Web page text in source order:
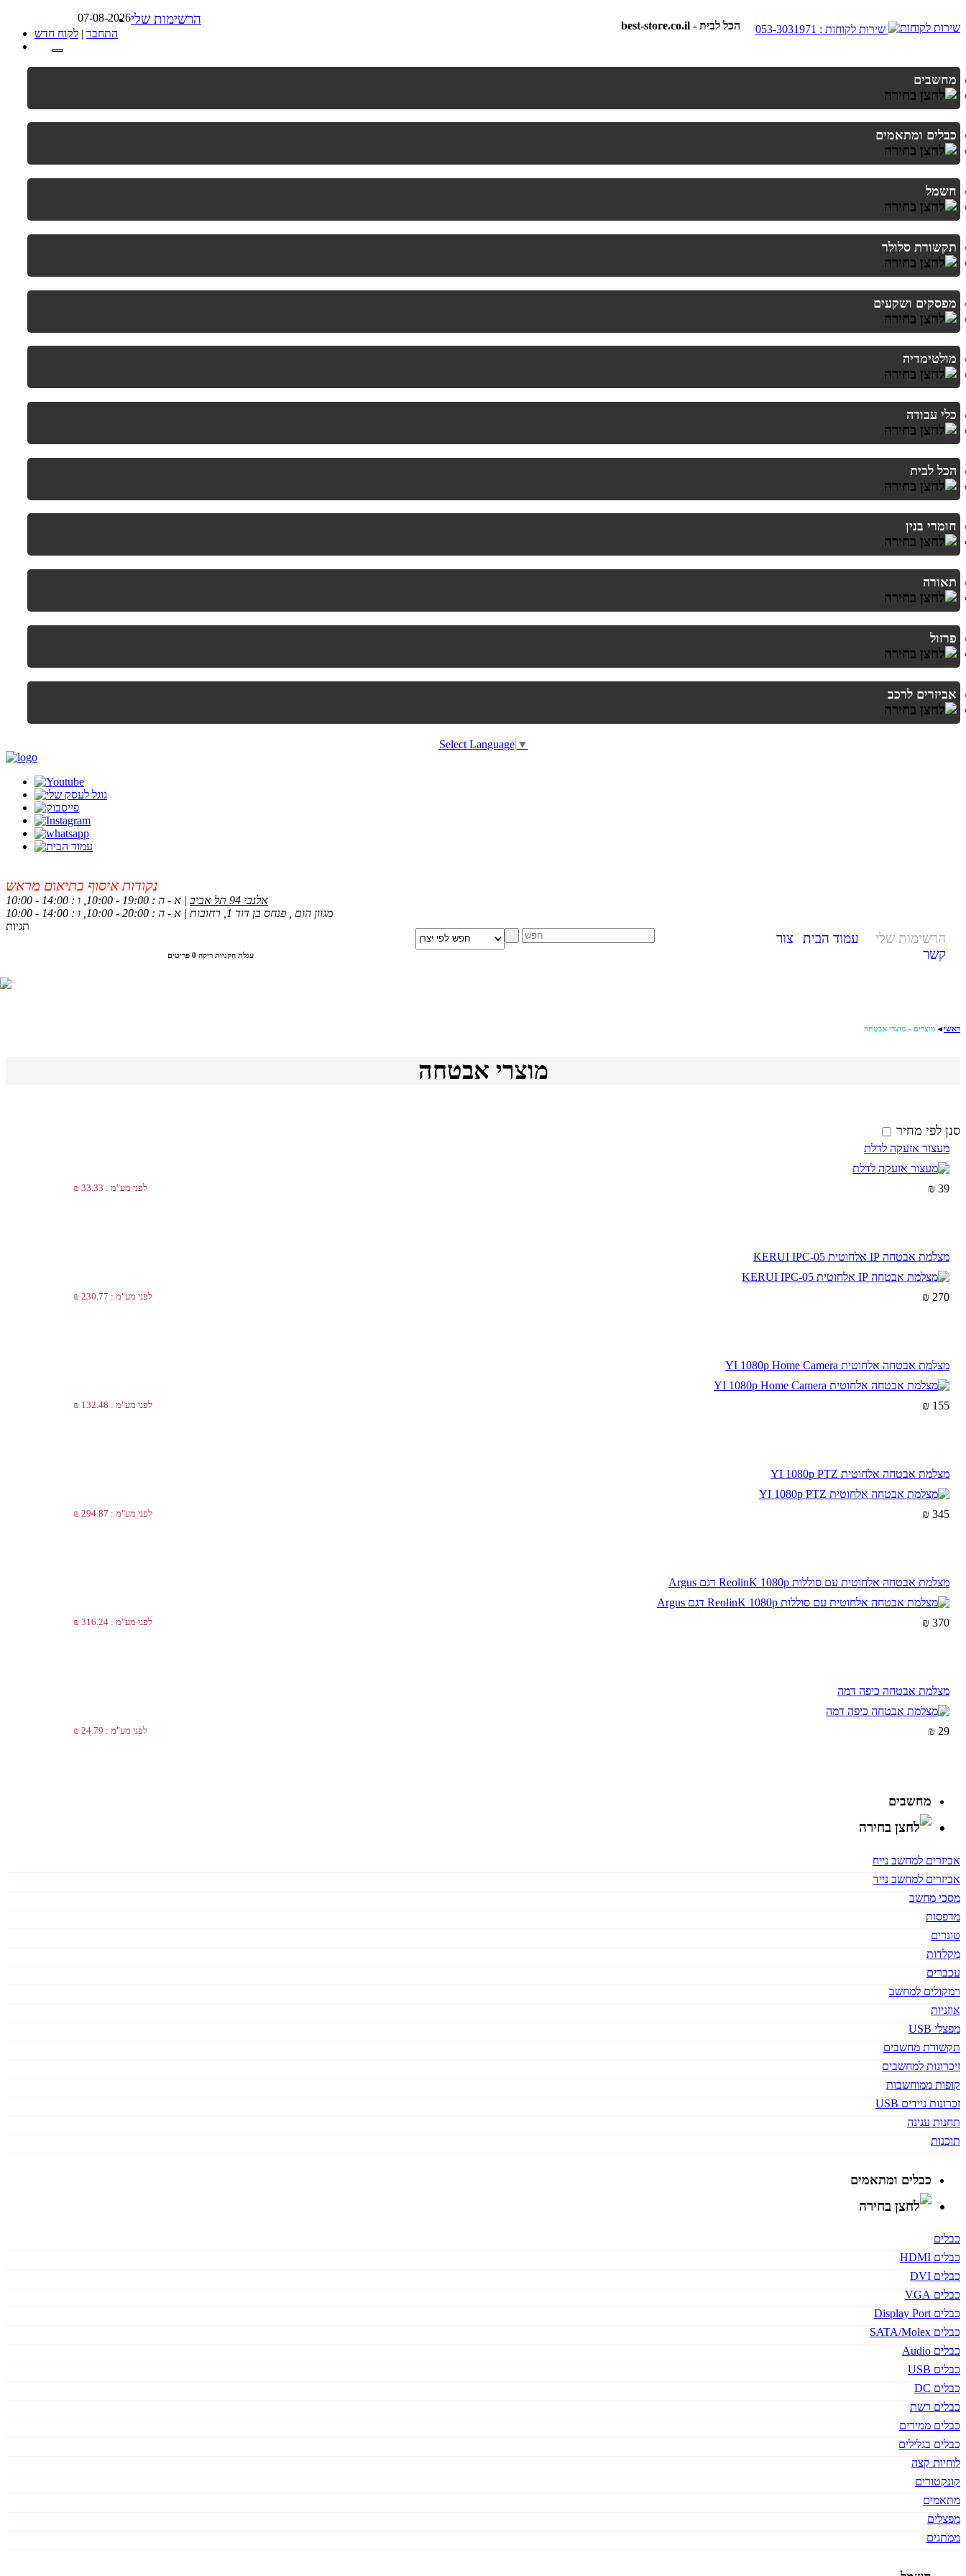
best-store.co.il - הכל לבית
07-08-2026הרשימות שלי
התחבר | לקוח חדש
מחשבים
כבלים ומתאמים
חשמל
תקשורת סלולר
מפסקים ושקעים
מולטימדיה
כלי עבודה
הכל לבית
חומרי בנין
תאורה
פרזול
אביזרים לרכב
Select Language ▼
נקודות איסוף בתיאום מראש
אלנבי 94 תל אביב
| א - ה : 19:00 - 10:00, ו : 14:00 - 10:00
מגוון הום , פנחס בן דוד 1, רחובות | א - ה : 20:00 - 10:00, ו : 14:00 - 10:00
הרשימות שלי עמוד הבית
צור
קשר
תגיות
עגלת הקניות ריקה 0 פריטים
ראשי◄ מוצרים - מוצרי אבטחה
מוצרי אבטחה
סנן לפי מחיר
מעצור אזעקה לדלת
לפני מע"מ : 33.33 ₪ 39 ₪
מצלמת אבטחה IP אלחוטית KERUI IPC-05
לפני מע"מ : 230.77 ₪ 270 ₪
מצלמת אבטחה אלחוטית YI 1080p Home Camera
לפני מע"מ : 132.48 ₪ 155 ₪
מצלמת אבטחה אלחוטית YI 1080p PTZ
לפני מע"מ : 294.87 ₪ 345 ₪
מצלמת אבטחה אלחוטית עם סוללות ReolinK 1080p דגם Argus
לפני מע"מ : 316.24 ₪ 370 ₪
מצלמת אבטחה כיפה דמה
לפני מע"מ : 24.79 ₪ 29 ₪
מחשבים
אביזרים למחשב נייח
אביזרים למחשב נייד
מסכי מחשב
מדפסות
טונרים
מקלדות
עכברים
רמקולים למחשב
אוזניות
מפצלי USB
תקשורת מחשבים
זיכרונות למחשבים
קופות ממוחשבות
זכרונות ניידים USB
תחנות עגינה
תוכנות
כבלים ומתאמים
כבלים
כבלים HDMI
כבלים DVI
כבלים VGA
כבלים Display Port
כבלים SATA/Molex
כבלים Audio
כבלים USB
כבלים DC
כבלים רשת
כבלים ממירים
כבלים בגלילים
לוחיות קצה
קונקטורים
מתאמים
מפצלים
ממתגים